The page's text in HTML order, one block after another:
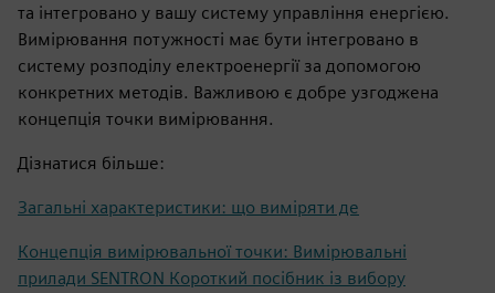
та інтегровано у вашу систему управління енергією.
Вимірювання потужності має бути інтегровано в
систему розподілу електроенергії за допомогою
конкретних методів. Важливою є добре узгоджена
концепція точки вимірювання.
Дізнатися більше:
Загальні характеристики: що виміряти де
Концепція вимірювальної точки: Вимірювальні
прилади SENTRON Короткий посібник із вибору